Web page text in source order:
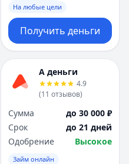
На любые цели
Получить деньги
А деньги
4.9
(11 отзывов)
Сумма
до 30 000 ₽
Срок
до 21 дней
Одобрение
Высокое
Займ онлайн